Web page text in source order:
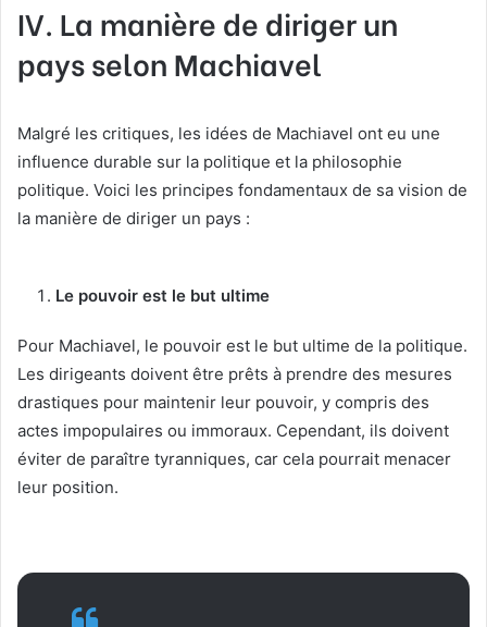
IV. La manière de diriger un
pays selon Machiavel
Malgré les critiques, les idées de Machiavel ont eu une
influence durable sur la politique et la philosophie
politique. Voici les principes fondamentaux de sa vision de
la manière de diriger un pays :
Le pouvoir est le but ultime
Pour Machiavel, le pouvoir est le but ultime de la politique.
Les dirigeants doivent être prêts à prendre des mesures
drastiques pour maintenir leur pouvoir, y compris des
actes impopulaires ou immoraux. Cependant, ils doivent
éviter de paraître tyranniques, car cela pourrait menacer
leur position.